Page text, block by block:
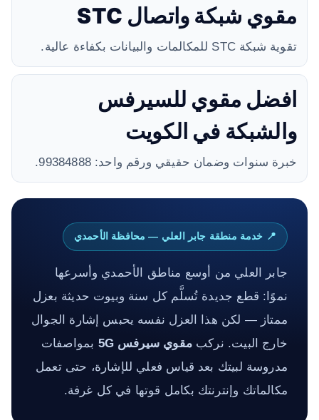
مقوي شبكة واتصال STC
تقوية شبكة STC للمكالمات والبيانات بكفاءة عالية.
افضل مقوي للسيرفس
والشبكة في الكويت
خبرة سنوات وضمان حقيقي ورقم واحد: 99384888.
📍 خدمة منطقة جابر العلي — محافظة الأحمدي
جابر العلي من أوسع مناطق الأحمدي وأسرعها
نموًا: قطع جديدة تُسلَّم كل سنة وبيوت حديثة بعزل
ممتاز — لكن هذا العزل نفسه يحبس إشارة الجوال
خارج البيت. نركبمقوي سيرفس 5G
بمواصفات
مدروسة لبيتك بعد قياس فعلي للإشارة، حتى تعمل
مكالماتك وإنترنتك بكامل قوتها في كل غرفة.